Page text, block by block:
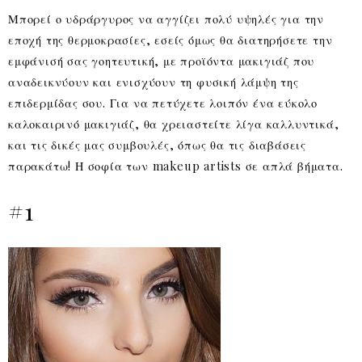
Μπορεί ο υδράργυρος να αγγίζει πολύ υψηλές για την
εποχή της θερμοκρασίες, εσείς όμως θα διατηρήσετε την
εμφάνισή σας γοητευτική, με προϊόντα μακιγιάζ που
αναδεικνύουν και ενισχύουν τη φυσική λάμψη της
επιδερμίδας σου. Για να πετύχετε λοιπόν ένα εύκολο
καλοκαιρινό μακιγιάζ, θα χρειαστείτε λίγα καλλυντικά,
και τις δικές μας συμβουλές, όπως θα τις διαβάσεις
παρακάτω! Η σοφία των makeup artists σε απλά βήματα.
#1